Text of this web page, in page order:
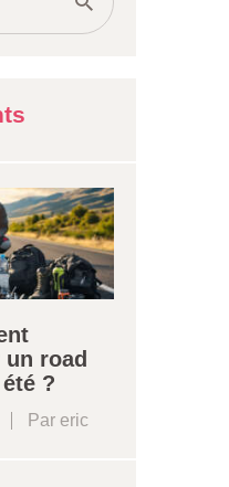
road
?
Pareric